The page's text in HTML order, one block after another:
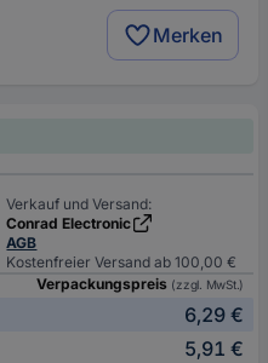
Merken
Verkauf und Versand:
Conrad Electronic
AGB
Kostenfreier Versand ab 100,00 €
Verpackungspreis (zzgl. MwSt.)
6,29 €
5,91 €